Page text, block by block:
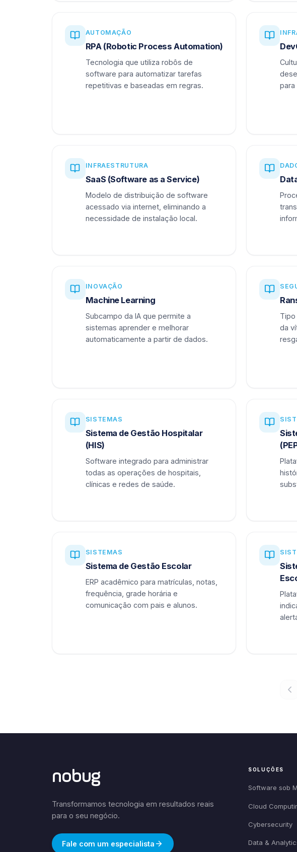
AUTOMAÇÃO
RPA (Robotic Process Automation)
Tecnologia que utiliza robôs de
software para automatizar tarefas
repetitivas e baseadas em regras.
para
INFRAESTRUTURA
SaaS (Software as a Service)
Modelo de distribuição de software
acessado via internet, eliminando a
necessidade de instalação local.
INOVAÇÃO
Machine Learning
Subcampo da IA que permite a
sistemas aprender e melhorar
automaticamente a partir de dados.
da
SISTEMAS
Sistema de Gestão Hospitalar
(HIS)
Software integrado para administrar
todas as operações de hospitais,
clínicas e redes de saúde.
SISTEMAS
Sistema de Gestão Escolar
ERP acadêmico para matrículas, notas,
frequência, grade horária e
comunicação com pais e alunos.
nobug
Transformamos tecnologia em resultados reais
para o seu negócio.
Fale com um especialista
SOLUÇÕES
Software sob
Cloud
Cybersecurity
Data &